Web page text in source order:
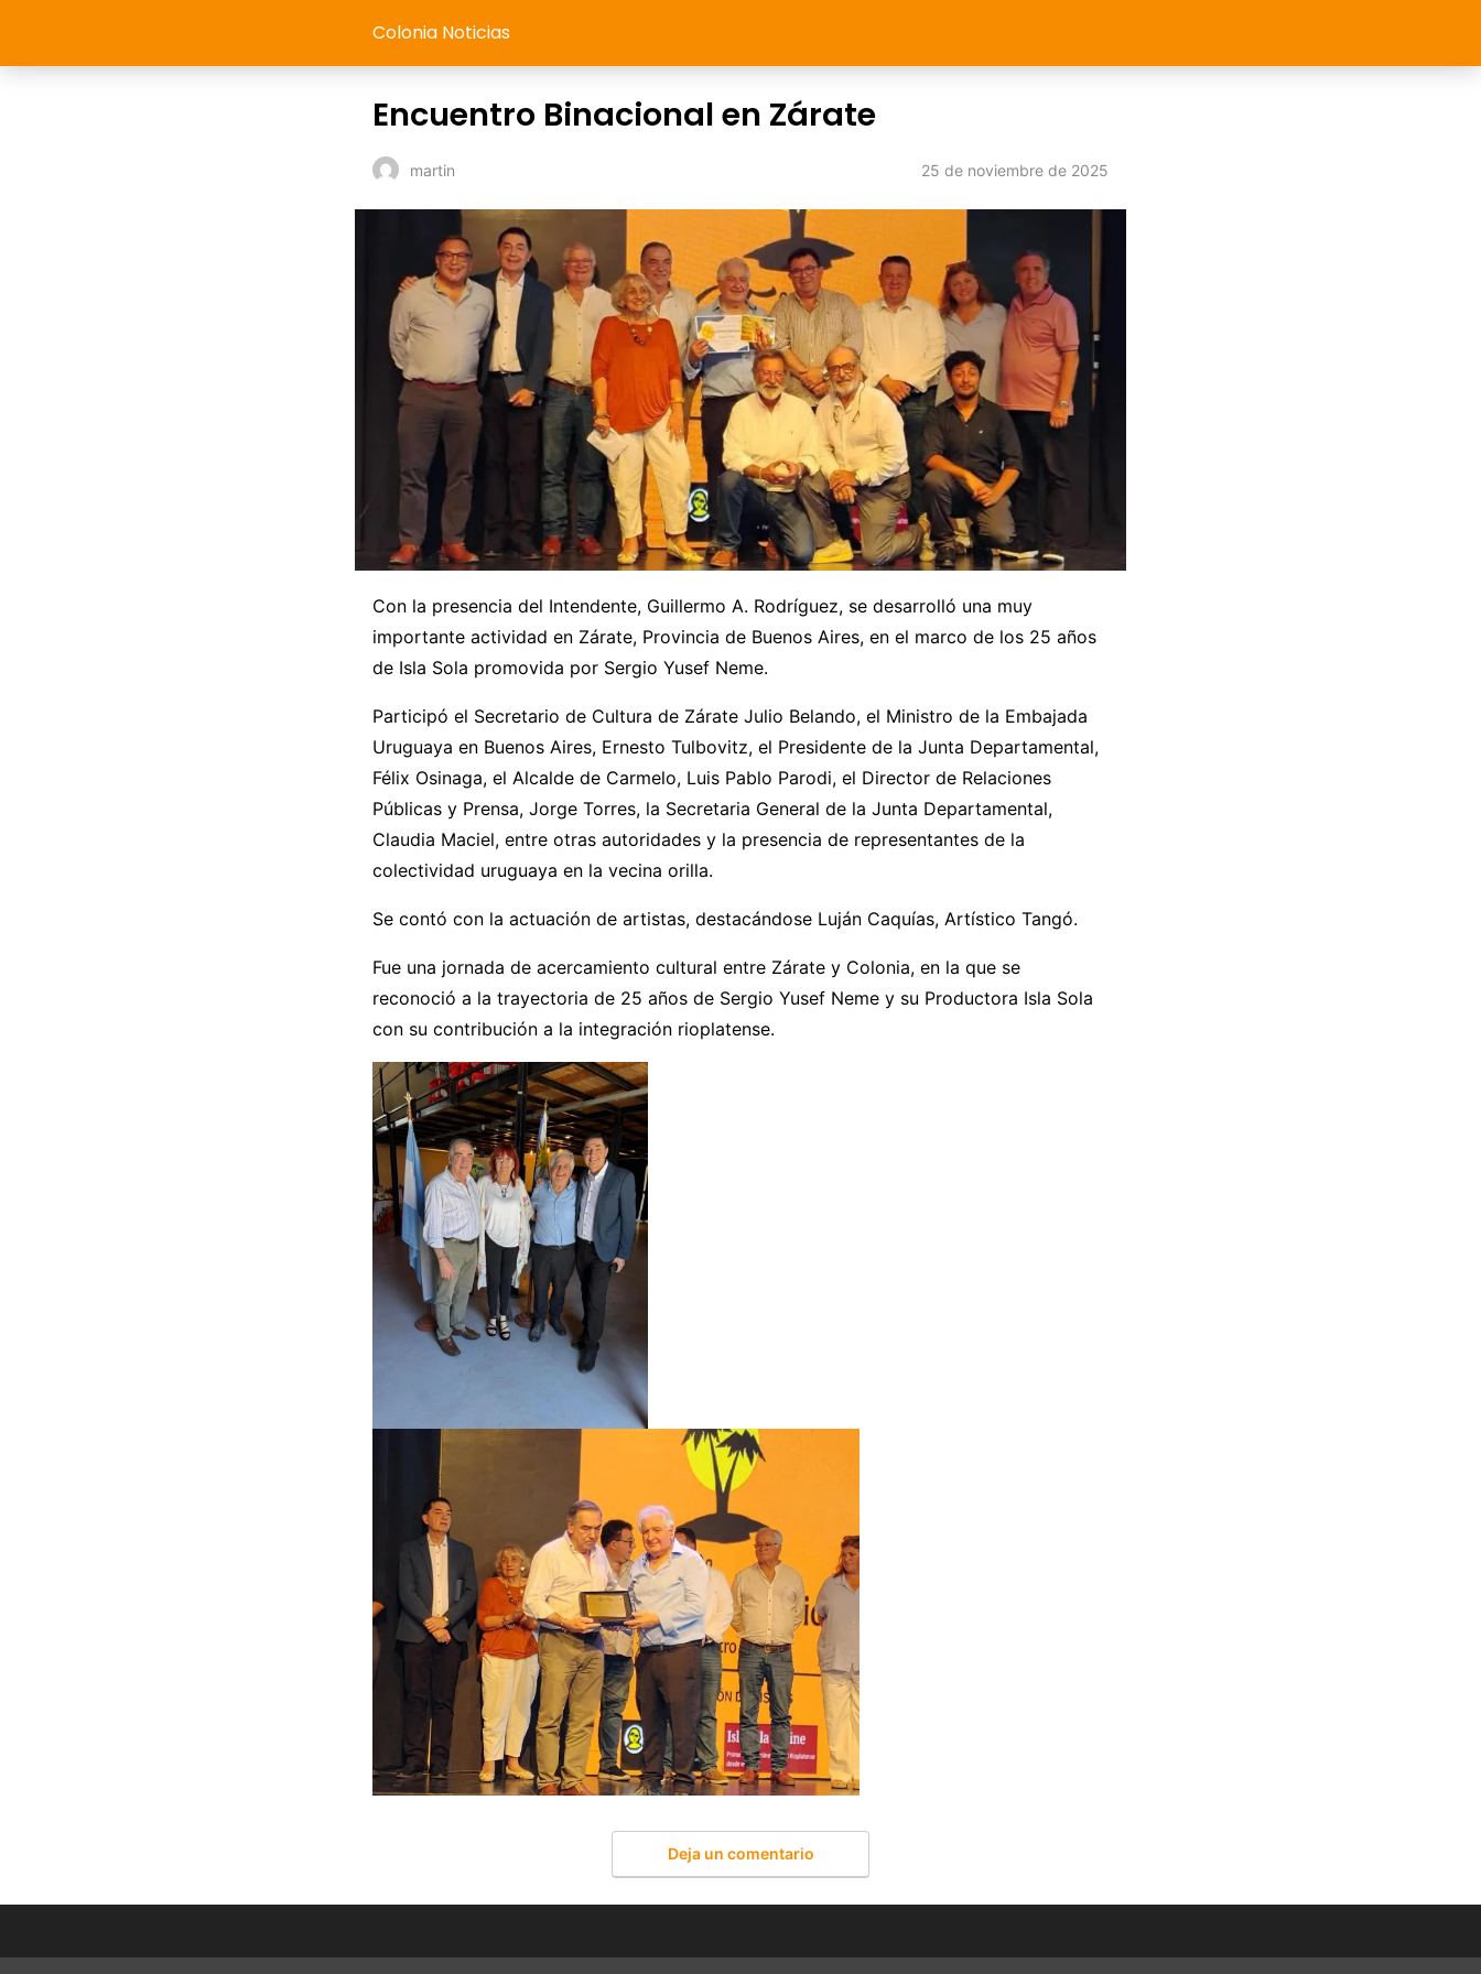
Colonia Noticias
Encuentro Binacional en Zárate
martin 25 de noviembre de 2025
Con la presencia del Intendente, Guillermo A. Rodríguez, se desarrolló una muy
importante actividad en Zárate, Provincia de Buenos Aires, en el marco de los 25 años
de Isla Sola promovida por Sergio Yusef Neme.
Participó el Secretario de Cultura de Zárate Julio Belando, el Ministro de la Embajada
Uruguaya en Buenos Aires, Ernesto Tulbovitz, el Presidente de la Junta Departamental,
Félix Osinaga, el Alcalde de Carmelo, Luis Pablo Parodi, el Director de Relaciones
Públicas y Prensa, Jorge Torres, la Secretaria General de la Junta Departamental,
Claudia Maciel, entre otras autoridades y la presencia de representantes de la
colectividad uruguaya en la vecina orilla.
Se contó con la actuación de artistas, destacándose Luján Caquías, Artístico Tangó.
Fue una jornada de acercamiento cultural entre Zárate y Colonia, en la que se
reconoció a la trayectoria de 25 años de Sergio Yusef Neme y su Productora Isla Sola
con su contribución a la integración rioplatense.
Deja un comentario